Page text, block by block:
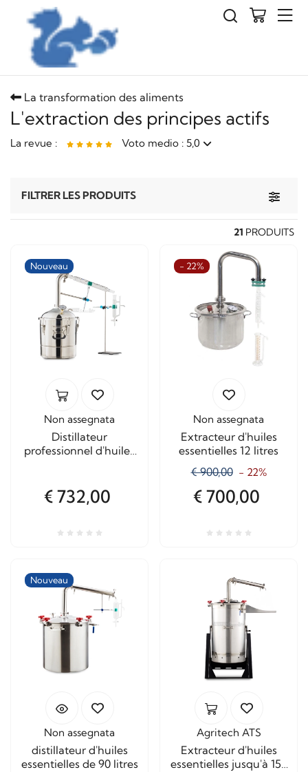
La transformation des aliments
L'extraction des principes actifs
La revue : Voto medio : 5,0
Extracteur à ultrasons de 2 litres avec écran
Toggle
FILTRER LES PRODUITS
21 PRODUITS
Nouveau
Non assegnata
Distillateur
professionnel d'huiles
€ 732,00
- 22%
Non assegnata
Extracteur d'huiles
essentielles 12 litres
€ 900,00 - 22%
€ 700,00
Nouveau
Non assegnata
distillateur d'huiles
essentielles de 90 litres
Agritech ATS
Extracteur d'huiles
essentielles jusqu'à 150